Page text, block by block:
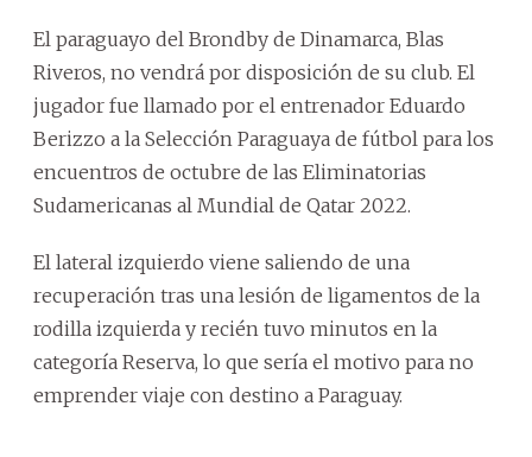
El paraguayo del Brondby de Dinamarca, Blas
Riveros, no vendrá por disposición de su club. El
jugador fue llamado por el entrenador Eduardo
Berizzo a la Selección Paraguaya de fútbol para los
encuentros de octubre de las Eliminatorias
Sudamericanas al Mundial de Qatar 2022.
El lateral izquierdo viene saliendo de una
recuperación tras una lesión de ligamentos de la
rodilla izquierda y recién tuvo minutos en la
categoría Reserva, lo que sería el motivo para no
emprender viaje con destino a Paraguay.